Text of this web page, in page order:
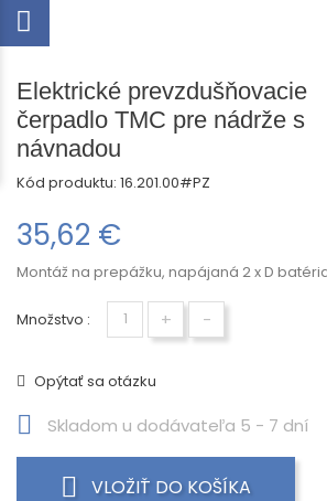
Elektrické prevzdušňovacie
čerpadlo TMC pre nádrže s
návnadou
Kód produktu: 16.201.00#PZ
35,62 €
Montáž na prepážku, napájaná 2 x D
Množstvo : + -
Opýtať sa otázku
Skladom u dodávateľa 5 - 7 dní
VLOŽIŤ DO KOŠÍKA